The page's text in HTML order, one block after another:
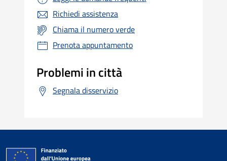
Richiedi assistenza
Chiama il numero verde
Prenota appuntamento
Problemi in città
Segnala disservizio